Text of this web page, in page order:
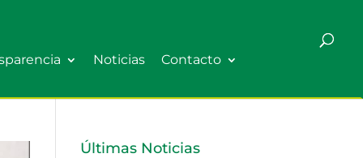
Noticias Contacto
Últimas Noticias